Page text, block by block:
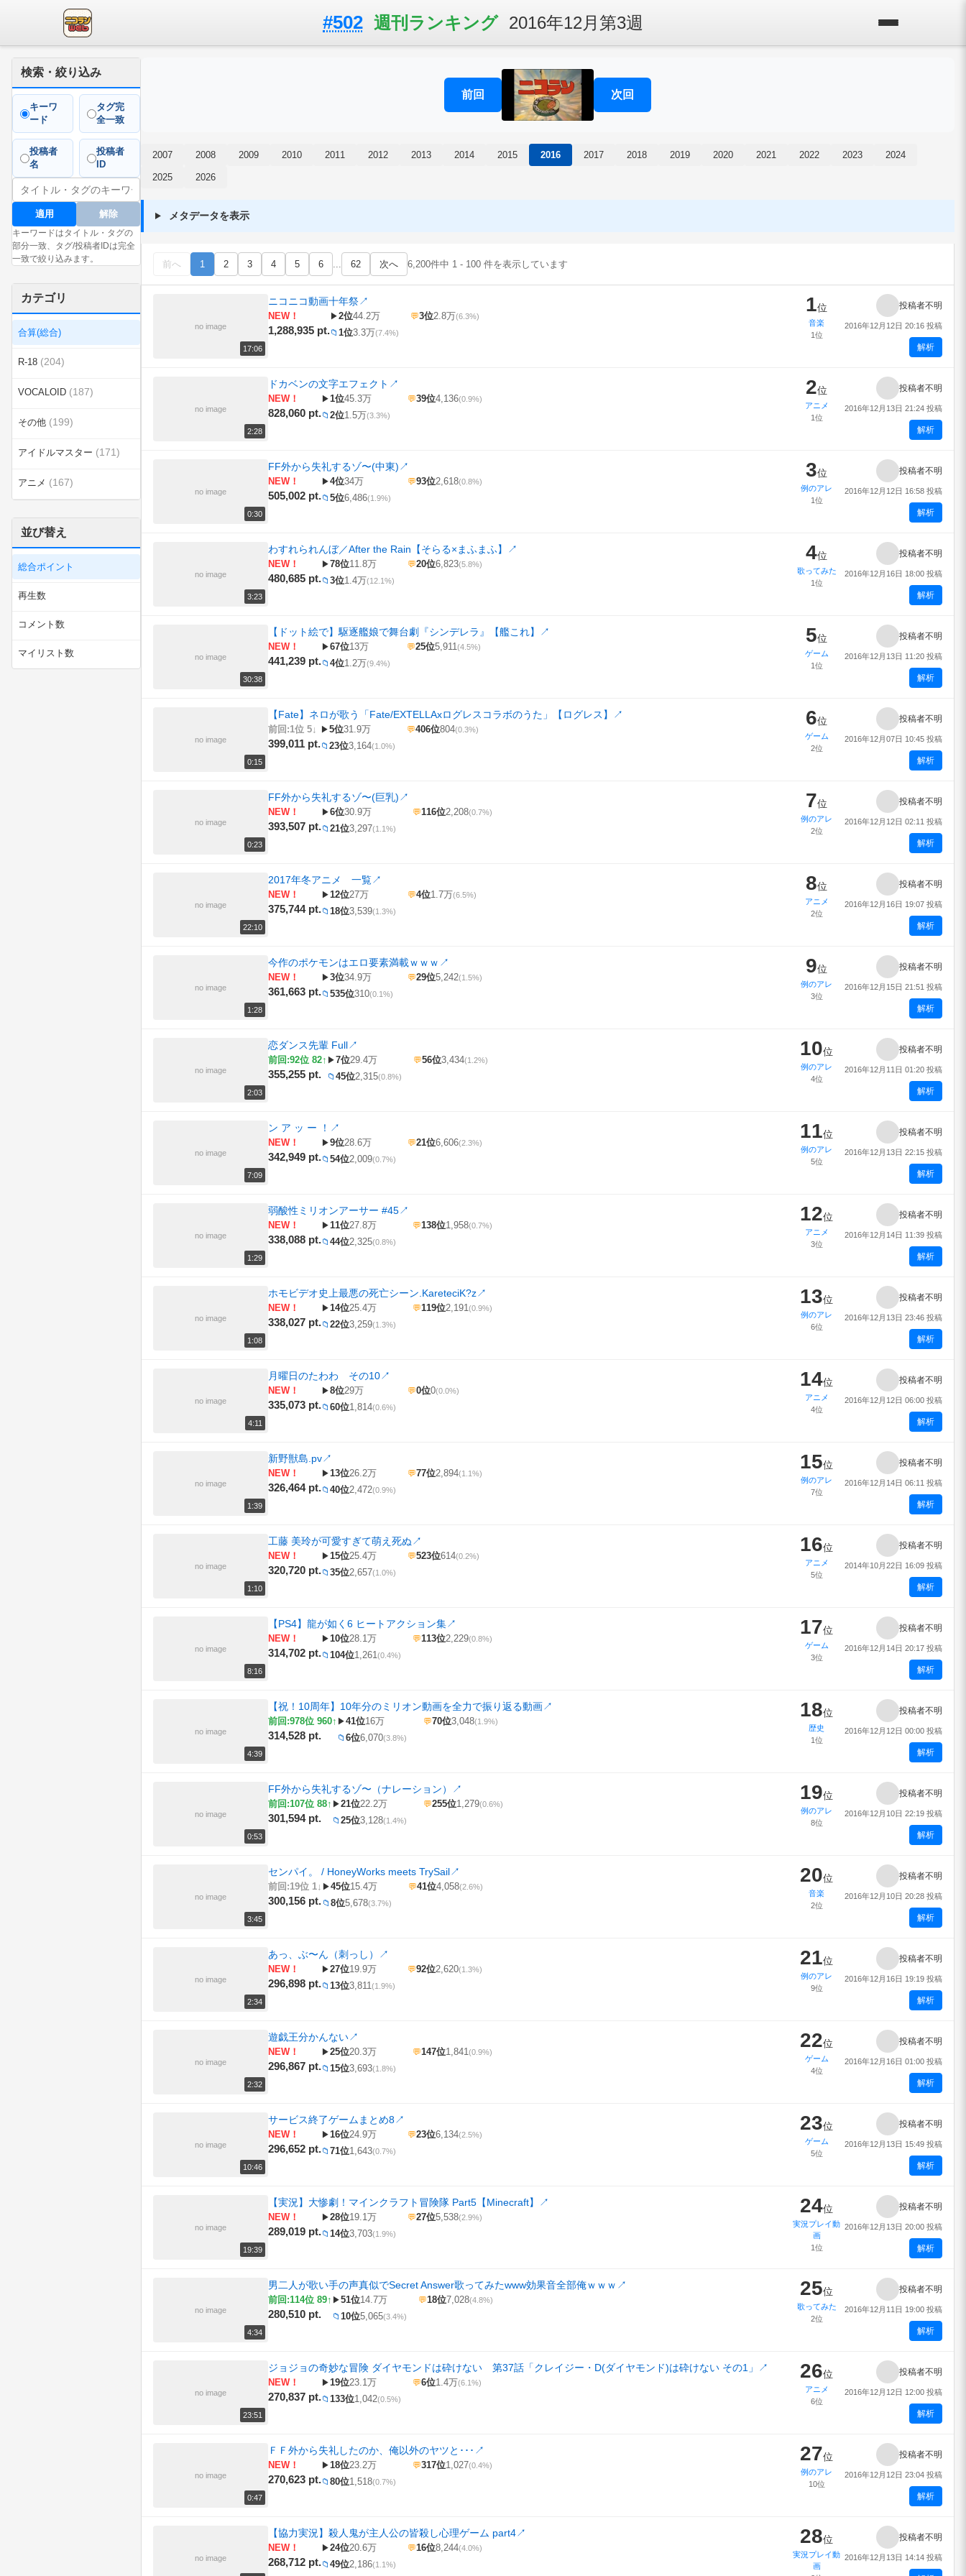
#502 週刊ランキング 2016年12月第3週
検索・絞り込み
キーワ
ード
タグ完
全一致
投稿者
名
投稿者
ID
適用 解除
キーワードはタイトル・タグの
部分一致、タグ/投稿者IDは完全
一致で絞り込みます。
カテゴリ
合算(総合)
R-18 (204)
VOCALOID (187)
その他 (199)
アイドルマスター (171)
アニメ (167)
ゲーム (151)
スポーツ
(192)
並び替え
総合ポイント
再生数
コメント数
マイリスト数
前回 次回
2007 2008 2009 2010 2011 2012 2013 2014 2015 2016 2017 2018 2019 2020 2021 2022 2023 2024
2025 2026
メタデータを表示
前へ 1 2 3 4 5 6 ... 62 次へ 6,200件中 1 - 100 件を表示しています
no image
17:06
ニコニコ動画十年祭↗
NEW！
1,288,935 pt.
▶2位44.2万 💬3位2.8万(6.3%)
📁 1位3.3万(7.4%)
1位
音楽
1位
投稿者不明
2016年12月12日 20:16 投稿
解析
no image
2:28
ドカベンの文字エフェクト ↗
NEW！
828,060 pt.
▶1位45.3万 💬39位4,136(0.9%)
📁 2位1.5万(3.3%)
2位
アニメ
1位
投稿者不明
2016年12月13日 21:24 投稿
解析
no image
0:30
FF外から失礼するゾ〜(中東)↗
NEW！
505,002 pt.
▶4位34万 💬93位2,618(0.8%)
📁 5位6,486(1.9%)
3位
例のアレ
1位
投稿者不明
2016年12月12日 16:58 投稿
解析
no image
3:23
わすれられんぼ／After the Rain【そらる×まふまふ】 ↗
NEW！
480,685 pt.
▶78位11.8万 💬20位6,823(5.8%)
📁 3位1.4万(12.1%)
4位
歌ってみた
1位
投稿者不明
2016年12月16日 18:00 投稿
解析
no image
30:38
【ドット絵で】駆逐艦娘で舞台劇『シンデレラ』【艦これ】 ↗
NEW！
441,239 pt.
▶67位13万 💬25位5,911(4.5%)
📁 4位1.2万(9.4%)
5位
ゲーム
1位
投稿者不明
2016年12月13日 11:20 投稿
解析
no image
0:15
【Fate】ネロが歌う「Fate/EXTELLAxログレスコラボのうた」【ログレス】 ↗
前回:1位 5↓
399,011 pt.
▶5位31.9万 💬406位804(0.3%)
📁 23位3,164(1.0%)
6位
ゲーム
2位
投稿者不明
2016年12月07日 10:45 投稿
解析
no image
0:23
FF外から失礼するゾ〜(巨乳)↗
NEW！
393,507 pt.
▶6位30.9万 💬116位2,208(0.7%)
📁 21位3,297(1.1%)
7位
例のアレ
2位
投稿者不明
2016年12月12日 02:11 投稿
解析
no image
22:10
2017年冬アニメ 一覧↗
NEW！
375,744 pt.
▶12位27万 💬4位1.7万(6.5%)
📁 18位3,539(1.3%)
8位
アニメ
2位
投稿者不明
2016年12月16日 19:07 投稿
解析
no image
1:28
今作のポケモンはエロ要素満載ｗｗｗ ↗
NEW！
361,663 pt.
▶3位34.9万 💬29位5,242(1.5%)
📁 535位310(0.1%)
9位
例のアレ
3位
投稿者不明
2016年12月15日 21:51 投稿
解析
no image
2:03
恋ダンス先輩 Full↗
前回:92位 82↑
355,255 pt.
▶7位29.4万 💬56位3,434(1.2%)
📁 45位2,315(0.8%)
10位
例のアレ
4位
投稿者不明
2016年12月11日 01:20 投稿
解析
no image
7:09
ン ア ッ ー ！ ↗
NEW！
342,949 pt.
▶9位28.6万 💬21位6,606(2.3%)
📁 54位2,009(0.7%)
11位
例のアレ
5位
投稿者不明
2016年12月13日 22:15 投稿
解析
no image
1:29
弱酸性ミリオンアーサー #45↗
NEW！
338,088 pt.
▶11位27.8万 💬138位1,958(0.7%)
📁 44位2,325(0.8%)
12位
アニメ
3位
投稿者不明
2016年12月14日 11:39 投稿
解析
no image
1:08
ホモビデオ史上最悪の死亡シーン.KareteciK?z↗
NEW！
338,027 pt.
▶14位25.4万 💬119位2,191(0.9%)
📁 22位3,259(1.3%)
13位
例のアレ
6位
投稿者不明
2016年12月13日 23:46 投稿
解析
no image
4:11
月曜日のたわわ その10↗
NEW！
335,073 pt.
▶8位29万 💬0位0(0.0%)
📁 60位1,814(0.6%)
14位
アニメ
4位
投稿者不明
2016年12月12日 06:00 投稿
解析
no image
1:39
新野獣島.pv↗
NEW！
326,464 pt.
▶13位26.2万 💬77位2,894(1.1%)
📁 40位2,472(0.9%)
15位
例のアレ
7位
投稿者不明
2016年12月14日 06:11 投稿
解析
no image
1:10
工藤 美玲が可愛すぎて萌え死ぬ↗
NEW！
320,720 pt.
▶15位25.4万 💬523位614(0.2%)
📁 35位2,657(1.0%)
16位
アニメ
5位
投稿者不明
2014年10月22日 16:09 投稿
解析
no image
8:16
【PS4】龍が如く6 ヒートアクション集↗
NEW！
314,702 pt.
▶10位28.1万 💬113位2,229(0.8%)
📁 104位1,261(0.4%)
17位
ゲーム
3位
投稿者不明
2016年12月14日 20:17 投稿
解析
no image
4:39
【祝！10周年】10年分のミリオン動画を全力で振り返る動画↗
前回:978位 960↑
314,528 pt.
▶41位16万 💬70位3,048(1.9%)
📁 6位6,070(3.8%)
18位
歴史
1位
投稿者不明
2016年12月12日 00:00 投稿
解析
no image
0:53
FF外から失礼するゾ〜（ナレーション） ↗
前回:107位 88↑
301,594 pt.
▶21位22.2万 💬255位1,279(0.6%)
📁 25位3,128(1.4%)
19位
例のアレ
8位
投稿者不明
2016年12月10日 22:19 投稿
解析
no image
3:45
センパイ。 / HoneyWorks meets TrySail↗
前回:19位 1↓
300,156 pt.
▶45位15.4万 💬41位4,058(2.6%)
📁 8位5,678(3.7%)
20位
音楽
2位
投稿者不明
2016年12月10日 20:28 投稿
解析
no image
2:34
あっ、ぶ〜ん（刺っし） ↗
NEW！
296,898 pt.
▶27位19.9万 💬92位2,620(1.3%)
📁 13位3,811(1.9%)
21位
例のアレ
9位
投稿者不明
2016年12月16日 19:19 投稿
解析
no image
2:32
遊戯王分かんない↗
NEW！
296,867 pt.
▶25位20.3万 💬147位1,841(0.9%)
📁 15位3,693(1.8%)
22位
ゲーム
4位
投稿者不明
2016年12月16日 01:00 投稿
解析
no image
10:46
サービス終了ゲームまとめ8↗
NEW！
296,652 pt.
▶16位24.9万 💬23位6,134(2.5%)
📁 71位1,643(0.7%)
23位
ゲーム
5位
投稿者不明
2016年12月13日 15:49 投稿
解析
no image
19:39
【実況】大惨劇！マインクラフト冒険隊 Part5【Minecraft】 ↗
NEW！
289,019 pt.
▶28位19.1万 💬27位5,538(2.9%)
📁 14位3,703(1.9%)
24位
実況プレイ動
画
1位
投稿者不明
2016年12月13日 20:00 投稿
解析
no image
4:34
男二人が歌い手の声真似でSecret Answer歌ってみたwww効果音全部俺ｗｗｗ ↗
前回:114位 89↑
280,510 pt.
▶51位14.7万 💬18位7,028(4.8%)
📁 10位5,065(3.4%)
25位
歌ってみた
2位
投稿者不明
2016年12月11日 19:00 投稿
解析
no image
23:51
ジョジョの奇妙な冒険 ダイヤモンドは砕けない 第37話「クレイジー・D(ダイヤモンド)は砕けない その1」 ↗
NEW！
270,837 pt.
▶19位23.1万 💬6位1.4万(6.1%)
📁 133位1,042(0.5%)
26位
アニメ
6位
投稿者不明
2016年12月12日 12:00 投稿
解析
no image
0:47
ＦＦ外から失礼したのか、俺以外のヤツと･･･ ↗
NEW！
270,623 pt.
▶18位23.2万 💬317位1,027(0.4%)
📁 80位1,518(0.7%)
27位
例のアレ
10位
投稿者不明
2016年12月12日 23:04 投稿
解析
no image
【協力実況】殺人鬼が主人公の皆殺し心理ゲーム part4↗
NEW！
268,712 pt.
▶24位20.6万 💬16位8,244(4.0%)
📁 49位2,186(1.1%)
28位
実況プレイ動
画
投稿者不明
2016年12月13日 14:14 投稿